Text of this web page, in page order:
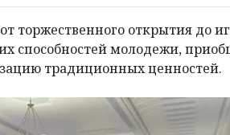
открытия до
способностей молодежи,
традиционных ценностей.